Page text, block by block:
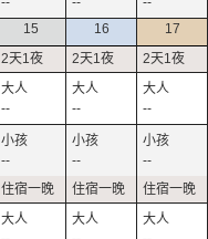
15
--
--
16
--
--
17
--
--